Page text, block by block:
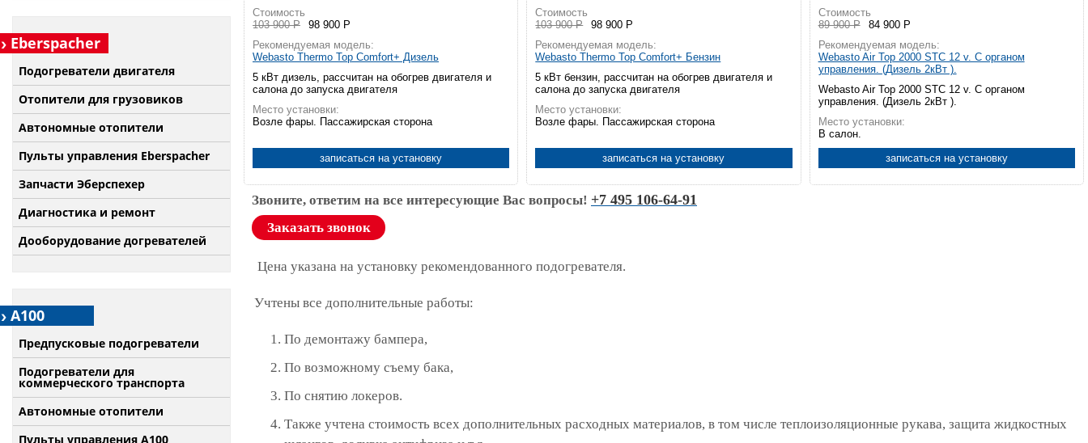
Eberspacher
Подогреватели двигателя
Отопители для грузовиков
Автономные отопители
Пульты управления Eberspacher
Запчасти Эберспехер
Диагностика и ремонт
Дооборудование догревателей
А100
Предпусковые подогреватели
Подогреватели для
коммерческого транспорта
Автономные отопители
Пульты управления A100
Стоимость
103 900 Р
98 900 Р
Рекомендуемая модель:
Webasto Thermo Top Comfort+ Дизель
5 кВт дизель, рассчитан на обогрев двигателя и
салона до запуска двигателя
Место установки:
Возле фары. Пассажирская сторона
записаться на установку
Стоимость
103 900 Р
98 900 Р
Рекомендуемая модель:
Webasto Thermo Top Comfort+ Бензин
5 кВт бензин, рассчитан на обогрев двигателя и
салона до запуска двигателя
Место установки:
Возле фары. Пассажирская сторона
записаться на установку
Стоимость
89 900 Р
84 900 Р
Рекомендуемая модель:
Webasto Air Top 2000 STC 12 v. С органом
управления. (Дизель 2кВт ).
Webasto Air Top 2000 STC 12 v. С органом
управления. (Дизель 2кВт ).
Место установки:
В салон.
записаться на установку
Звоните, ответим на все интересующие Вас вопросы! +7 495 106-64-91
Заказать звонок
Цена указана на установку рекомендованного подогревателя.
Учтены все дополнительные работы:
По демонтажу бампера,
По возможному съему бака,
По снятию локеров.
Также учтена стоимость всех дополнительных расходных материалов, в том числе теплоизоляционные рукава, защита жидкостных